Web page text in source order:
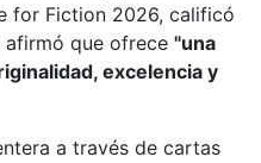
for Fiction 2026, calificó
que ofrece "una
excelencia y
a través de cartas